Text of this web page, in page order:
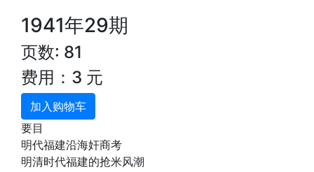
1941年29期
页数: 81
费用：3 元
加入购物车
要目
明代福建沿海奸商考
明清时代福建的抢米风潮